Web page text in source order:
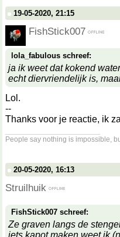
19-05-2020, 21:15
FishStick007
lola_fabulous schreef:
ja ik weet dat kokend
echt diervriendelijk is,
Lol.
--
Thanks voor je reactie, ik
People say nothing is impossible,
20-05-2020, 16:13
Struilhuik
FishStick007 schreef:
Ze graven langs de
iets kapot maken weet ik